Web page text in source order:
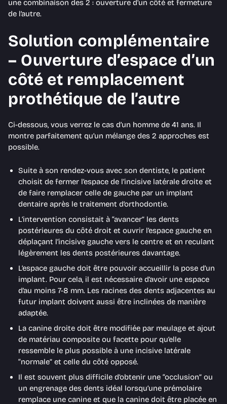
une combinaison des 2 : ouverture d’un côté et fermeture
de l’autre.
Solution complémentaire
– Ouverture d’espace d’un
côté et remplacement
prothétique de l’autre
Ci-dessous, vous verrez le cas d’un homme de 41 ans. Il
montre parfaitement qu’un mélange des 2 approches est
possible.
Suite à son rendez-vous avec son dentiste, le patient
choisit de fermer l’espace de l’incisive latérale droite et
de faire remplacer celle de gauche par un implant
dentaire après le traitement d’orthodontie.
L’intervention consistait à “avancer” les dents
postérieures du côté droit et ouvrir l’espace gauche en
déplaçant l’incisive gauche vers le centre et en reculant
légèrement les dents postérieures davantage.
L’espace gauche doit être pouvoir accueillir la pose d’un
implant. Pour cela, il est nécessaire d’avoir une espace
d’au moins 7-8 mm. Les racines des dents adjacentes au
futur implant doivent aussi être inclinées de manière
adaptée.
La canine droite doit être modifiée par meulage et ajout
de matériau composite ou facette pour qu’elle
ressemble le plus possible à une incisive latérale
“normale” et celle du côté opposé.
Il est souvent plus difficile d’obtenir une “occlusion” ou
un engrenage des dents idéal lorsqu’une prémolaire
remplace une canine et que la canine doit être placée en